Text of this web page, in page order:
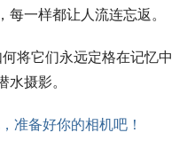
一样都让人流连忘返。
将它们永远定格在记忆中
水摄影。